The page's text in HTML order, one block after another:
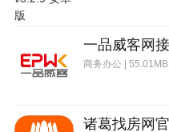
商务办公 | 55.01MB